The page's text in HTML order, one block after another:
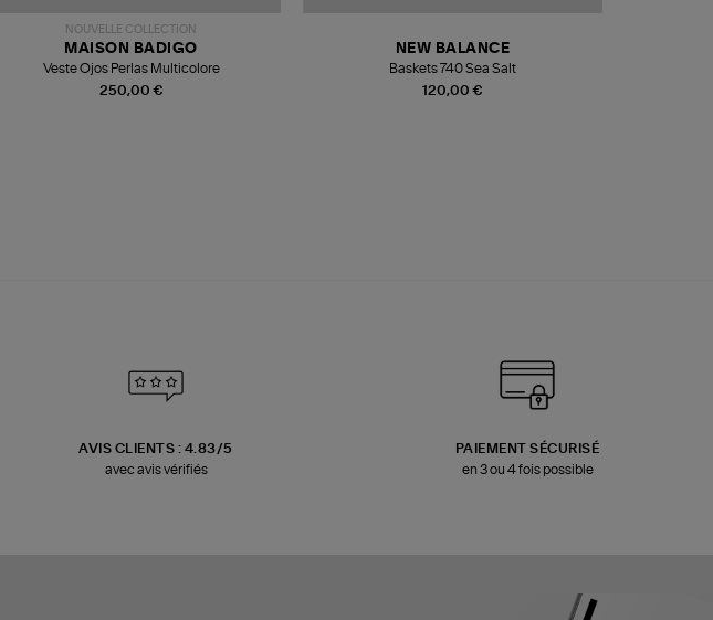
NOUVELLE COLLECTION
250,00 €
MAISON BADIGO
Veste Ojos Perlas Multicolore
120,00 €
NEW BALANCE
Baskets 740 Sea Salt
AVIS CLIENTS : 4.83/5
avec avis vérifiés
PAIEMENT SÉCURISÉ
en 3 ou 4 fois possible